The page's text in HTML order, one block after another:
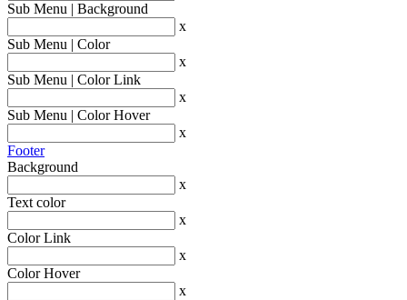
Sub Menu | Background
x
Sub Menu | Color
x
Sub Menu | Color Link
x
Sub Menu | Color Hover
x
Footer
Background
x
Text color
x
Color Link
x
Color Hover
x